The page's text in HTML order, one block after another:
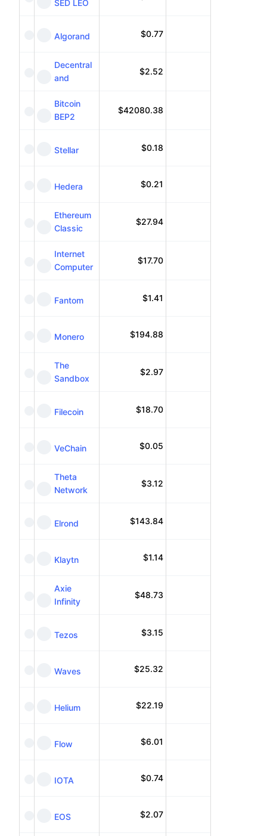
SED LEO
Algorand $0.77
Decentral
and
$2.52
Bitcoin
BEP2
$42080.38
Stellar $0.18
Hedera $0.21
Ethereum
Classic
$27.94
Internet
Computer
$17.70
Fantom $1.41
Monero $194.88
The
Sandbox
$2.97
Filecoin $18.70
VeChain $0.05
Theta
Network
$3.12
Elrond $143.84
Klaytn $1.14
Axie
Infinity
$48.73
Tezos $3.15
Waves $25.32
Helium $22.19
Flow $6.01
IOTA $0.74
EOS $2.07